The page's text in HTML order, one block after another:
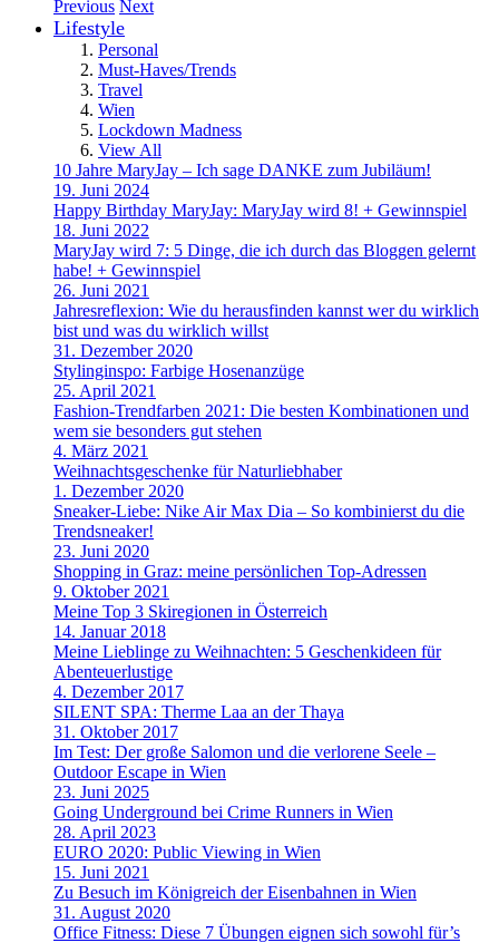
Previous Next
Lifestyle
Personal
Must-Haves/Trends
Travel
Wien
Lockdown Madness
View All
10 Jahre MaryJay – Ich sage DANKE zum Jubiläum!
19. Juni 2024
Happy Birthday MaryJay: MaryJay wird 8! + Gewinnspiel
18. Juni 2022
MaryJay wird 7: 5 Dinge, die ich durch das Bloggen gelernt
habe! + Gewinnspiel
26. Juni 2021
Jahresreflexion: Wie du herausfinden kannst wer du wirklich
bist und was du wirklich willst
31. Dezember 2020
Stylinginspo: Farbige Hosenanzüge
25. April 2021
Fashion-Trendfarben 2021: Die besten Kombinationen und
wem sie besonders gut stehen
4. März 2021
Weihnachtsgeschenke für Naturliebhaber
1. Dezember 2020
Sneaker-Liebe: Nike Air Max Dia – So kombinierst du die
Trendsneaker!
23. Juni 2020
Shopping in Graz: meine persönlichen Top-Adressen
9. Oktober 2021
Meine Top 3 Skiregionen in Österreich
14. Januar 2018
Meine Lieblinge zu Weihnachten: 5 Geschenkideen für
Abenteuerlustige
4. Dezember 2017
SILENT SPA: Therme Laa an der Thaya
31. Oktober 2017
Im Test: Der große Salomon und die verlorene Seele –
Outdoor Escape in Wien
23. Juni 2025
Going Underground bei Crime Runners in Wien
28. April 2023
EURO 2020: Public Viewing in Wien
15. Juni 2021
Zu Besuch im Königreich der Eisenbahnen in Wien
31. August 2020
Office Fitness: Diese 7 Übungen eignen sich sowohl für’s